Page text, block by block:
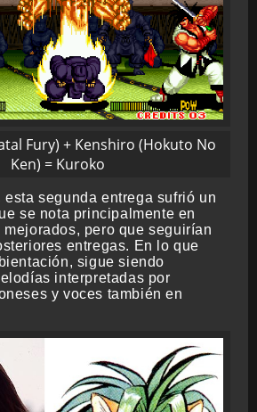
Fury) + Kenshiro (Hokuto No
Ken) = Kuroko
esta segunda entrega sufrió un
se nota principalmente en
mejorados, pero que seguirían
entregas. En lo que
sigue siendo
interpretadas por
y voces también en